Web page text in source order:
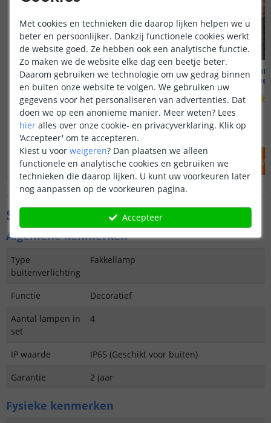
Voordeelset 2 stuks | Fakkel
Warm wit
(394 reviews)
OP VOORRAAD 39,90 32,50
IN WINKELWAGEN
Met
OP VOORRAAD
IN
Specificaties
Algemene kenmerken
Type
buitenverlichting
Fakkellamp
Functie
Decoratief
Aantal lampen in
set
4
IP waarde
IP65 (Geschikt voor buiten)
Garantie
2 jaar
Fysieke kenmerken
Met cookies en technieken die daarop lijken helpen we u
beter en persoonlijker. Dankzij functionele cookies werkt
de website goed. Ze hebben ook een analytische functie.
Zo maken we de website elke dag een beetje beter.
Daarom gebruiken we technologie om uw gedrag binnen
en buiten onze website te volgen. We gebruiken uw
gegevens voor het personaliseren van advertenties. Dat
doen we op een anonieme manier. Meer weten? Lees
hier alles over onze cookie- en privacyverklaring. Klik op
'Accepteer' om te accepteren.
Kiest u voor weigeren? Dan plaatsen we alleen
functionele en analytische cookies en gebruiken we
technieken die daarop lijken. U kunt uw voorkeuren later
nog aanpassen op de voorkeuren pagina.
Accepteer